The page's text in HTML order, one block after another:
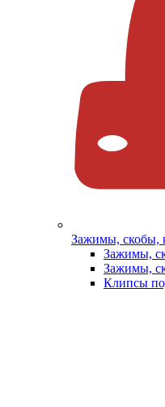
Зажимы, скобы,
Зажимы,
Зажимы,
Клипсы